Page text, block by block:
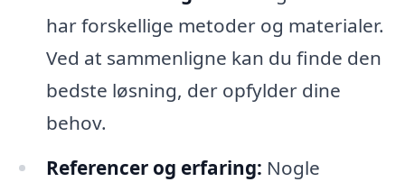
har forskellige metoder og materialer.
Ved at sammenligne kan du finde den
bedste løsning, der opfylder dine
behov.
Referencer og erfaring: Nogle